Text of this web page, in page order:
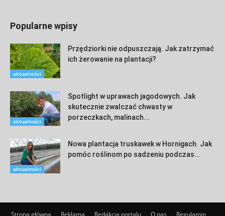
Popularne wpisy
aktualności
Przędziorki nie odpuszczają. Jak zatrzymać
ich żerowanie na plantacji?
aktualności
Spotlight w uprawach jagodowych. Jak
skutecznie zwalczać chwasty w
porzeczkach, malinach...
aktualności
Nowa plantacja truskawek w Hornigach. Jak
pomóc roślinom po sadzeniu podczas...